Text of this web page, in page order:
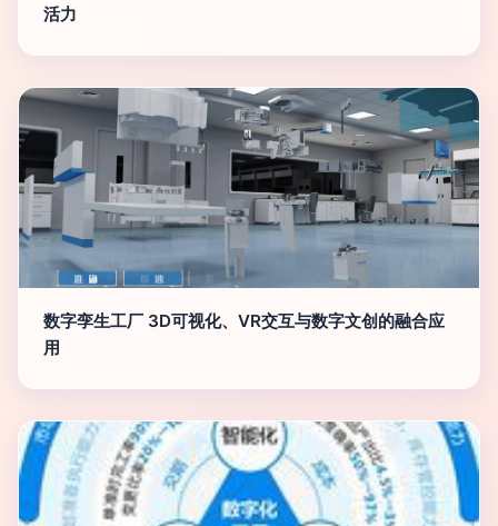
活力
数字孪生工厂 3D可视化、VR交互与数字文创的融合应
用